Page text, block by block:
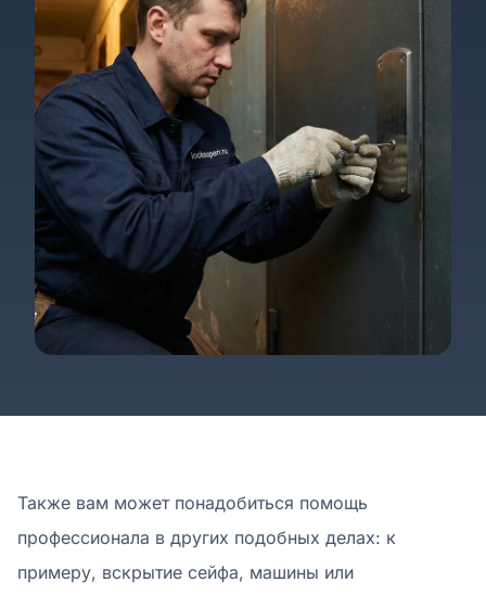
Также вам может понадобиться помощь
профессионала в других подобных делах: к
примеру, вскрытие сейфа, машины или